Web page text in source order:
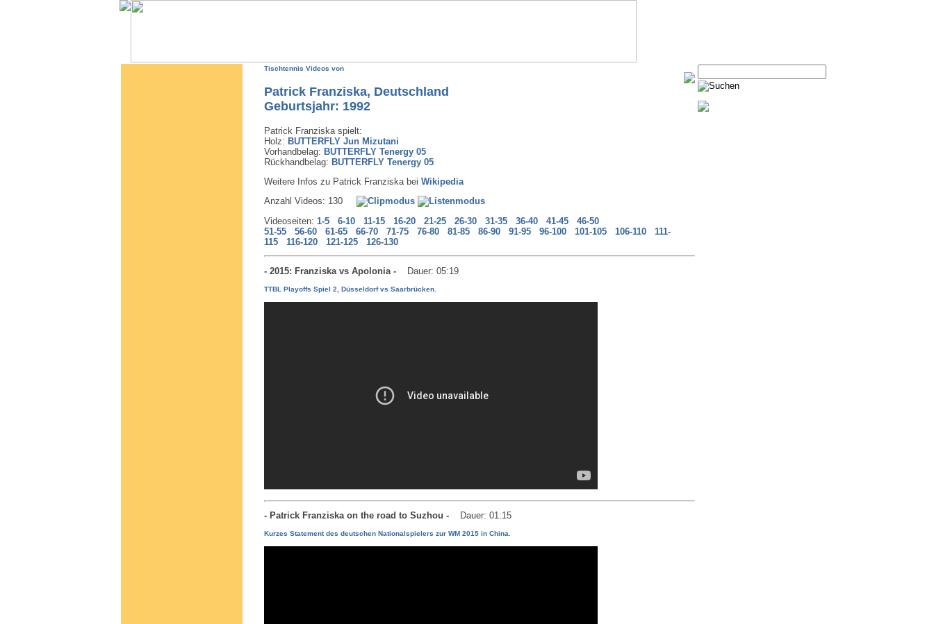
Tischtennis Videos von
Patrick Franziska, Deutschland
Geburtsjahr: 1992
Patrick Franziska spielt:
Holz: BUTTERFLY Jun Mizutani
Vorhandbelag: BUTTERFLY Tenergy 05
Rückhandbelag: BUTTERFLY Tenergy 05
Weitere Infos zu Patrick Franziska bei Wikipedia
Anzahl Videos: 130
Videoseiten: 1-5 6-10 11-15 16-20 21-25 26-30 31-35 36-40 41-45
46-50
51-55
56-60 61-65 66-70 71-75 76-80 81-85 86-90 91-95 96-100 101-105 106-110
111-
115
116-120 121-125 126-130
- 2015: Franziska vs Apolonia - Dauer: 05:19
TTBL Playoffs Spiel 2, Düsseldorf vs Saarbrücken.
- Patrick Franziska on the road to Suzhou - Dauer: 01:15
Kurzes Statement des deutschen Nationalspielers zur WM 2015 in China.